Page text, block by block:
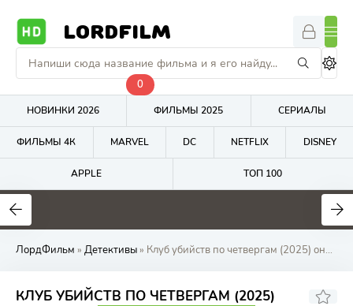
LORDFILM
НОВИНКИ 2026
0
ФИЛЬМЫ 2025 СЕРИАЛЫ
ФИЛЬМЫ 4К MARVEL DC NETFLIX DISNEY
APPLE ТОП 100
5.8
ЛордФильм » Детективы» Клуб убийств по четвергам (2025) онлайн бесплатно на LordFilm
КЛУБ УБИЙСТВ ПО ЧЕТВЕРГАМ (2025)
6.6 6.5